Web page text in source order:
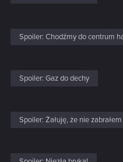
Spoiler: Chodźmy do centrum
Spoiler: Gaz do dechy
Spoiler: Żałuję, że nie